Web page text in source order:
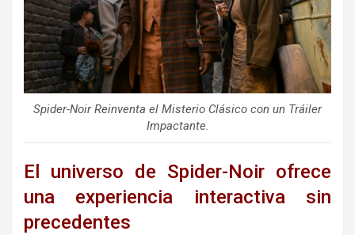
Spider-Noir Reinventa el Misterio Clásico con un Tráiler
Impactante.
El universo de Spider-Noir ofrece
una experiencia interactiva sin
precedentes